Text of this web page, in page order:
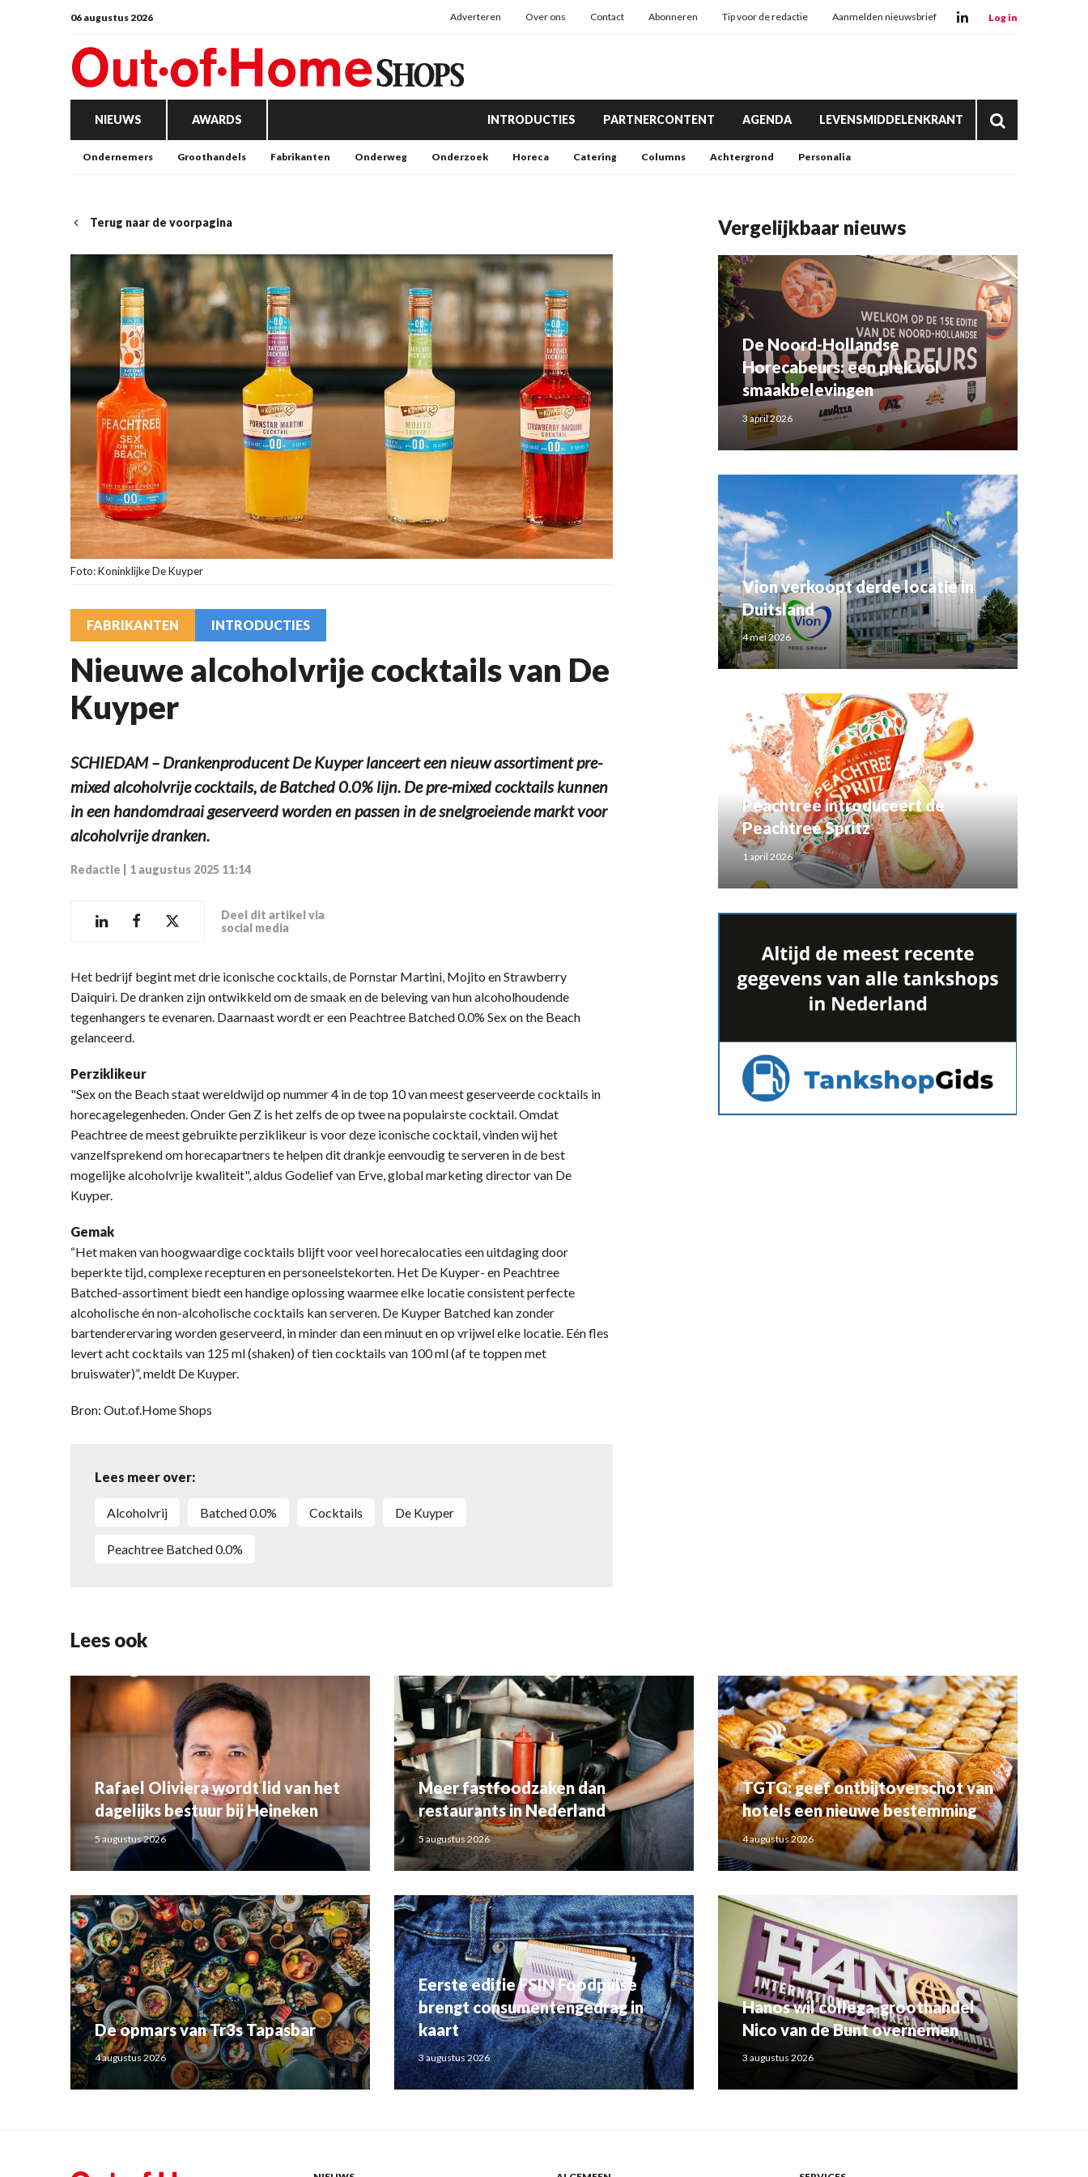
06 augustus 2026 Adverteren Over ons Contact Abonneren Tip voor de redactie Aanmelden nieuwsbrief Log in
NIEUWS AWARDS INTRODUCTIES PARTNERCONTENT AGENDA LEVENSMIDDELENKRANT
Ondernemers Groothandels Fabrikanten Onderweg Onderzoek Horeca Catering Columns Achtergrond Personalia
Terug naar de voorpagina
Foto: Koninklijke De Kuyper
FABRIKANTEN INTRODUCTIES
Nieuwe alcoholvrije cocktails van De
Kuyper
SCHIEDAM – Drankenproducent De Kuyper lanceert een nieuw assortiment pre-
mixed alcoholvrije cocktails, de Batched 0.0% lijn. De pre-mixed cocktails kunnen
in een handomdraai geserveerd worden en passen in de snelgroeiende markt voor
alcoholvrije dranken.
Redactie 1 augustus 2025 11:14
Deel dit artikel via
social media
Het bedrijf begint met drie iconische cocktails, de Pornstar Martini, Mojito en Strawberry
Daiquiri. De dranken zijn ontwikkeld om de smaak en de beleving van hun alcoholhoudende
tegenhangers te evenaren. Daarnaast wordt er een Peachtree Batched 0.0% Sex on the Beach
gelanceerd.
Perziklikeur
"Sex on the Beach staat wereldwijd op nummer 4 in de top 10 van meest geserveerde cocktails in
horecagelegenheden. Onder Gen Z is het zelfs de op twee na populairste cocktail. Omdat
Peachtree de meest gebruikte perziklikeur is voor deze iconische cocktail, vinden wij het
vanzelfsprekend om horecapartners te helpen dit drankje eenvoudig te serveren in de best
mogelijke alcoholvrije kwaliteit", aldus Godelief van Erve, global marketing director van De
Kuyper.
Gemak
“Het maken van hoogwaardige cocktails blijft voor veel horecalocaties een uitdaging door
beperkte tijd, complexe recepturen en personeelstekorten. Het De Kuyper- en Peachtree
Batched-assortiment biedt een handige oplossing waarmee elke locatie consistent perfecte
alcoholische én non-alcoholische cocktails kan serveren. De Kuyper Batched kan zonder
bartenderervaring worden geserveerd, in minder dan een minuut en op vrijwel elke locatie. Eén fles
levert acht cocktails van 125 ml (shaken) of tien cocktails van 100 ml (af te toppen met
bruiswater)”, meldt De Kuyper.
Bron: Out.of.Home Shops
Lees meer over:
alcoholvrij Batched 0.0% cocktails De Kuyper
Peachtree Batched 0.0%
Vergelijkbaar nieuws
De Noord-Hollandse
Horecabeurs: een plek vol
smaakbelevingen
3 april 2026
Vion verkoopt derde locatie in
Duitsland
4 mei 2026
Peachtree introduceert de
Peachtree Spritz
1 april 2026
Lees ook
Rafael Oliviera wordt lid van het
dagelijks bestuur bij Heineken
5 augustus 2026
Meer fastfoodzaken dan
restaurants in Nederland
5 augustus 2026
TGTG: geef ontbijtoverschot van
hotels een nieuwe bestemming
4 augustus 2026
De opmars van Tr3s Tapasbar
4 augustus 2026
Eerste editie FSIN Foodpulse
brengt consumentengedrag in
kaart
3 augustus 2026
Hanos wil collega-groothandel
Nico van de Bunt overnemen
3 augustus 2026